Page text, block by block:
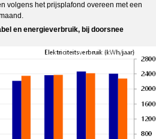
volgens het prijsplafond overeen met een
en energieverbruik, bij doorsnee